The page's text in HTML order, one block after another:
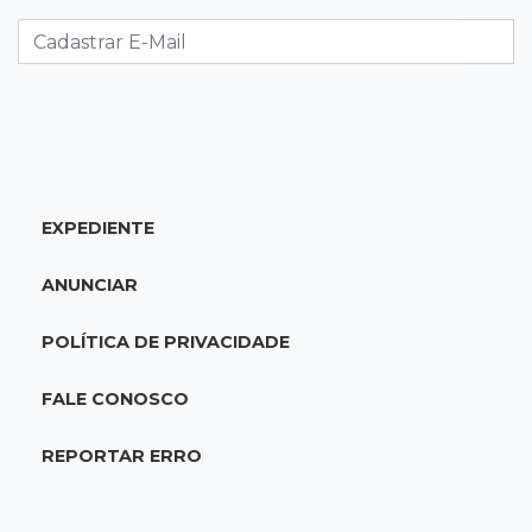
confronto com policiais militares
20:06Balcão de empregos
abertas em 114 funções
Em visita à Feira Central, Riedel volta a
EXPEDIENTE
ANUNCIAR
POLÍTICA DE PRIVACIDADE
FALE CONOSCO
REPORTAR ERRO